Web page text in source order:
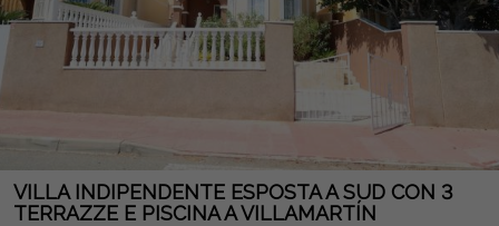
Nota legale: Tasse e costi non inclusi. Le informazioni fornite
sono indicative e non vincolanti dal punto di vista legale, e
possono contenere errori.
VILLA INDIPENDENTE ESPOSTA A SUD CON 3
TERRAZZE E PISCINA A VILLAMARTÍN